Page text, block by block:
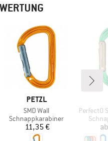
MARKE
PETZL
Artikel
SMD Wall
Produktgruppe
Schnappkarabiner
Preis
11,35 €
Artikel
PerfectO
ab